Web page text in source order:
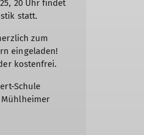
20 Uhr findet
statt.
zum
eingeladen!
kostenfrei.
Schule
Mühlheimer